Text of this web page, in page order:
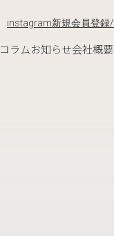
instagram新規会員登録
コラムお知らせ会社概要